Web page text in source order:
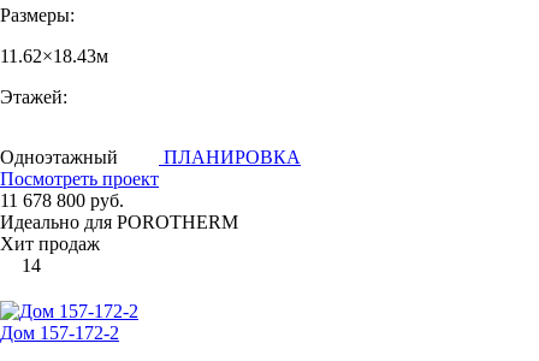
Размеры:
11.62×18.43м
Этажей:
Одноэтажный
ПЛАНИРОВКА
Посмотреть проект
11 678 800 руб.
Идеально для POROTHERM
Хит продаж
14
Дом 157-172-2